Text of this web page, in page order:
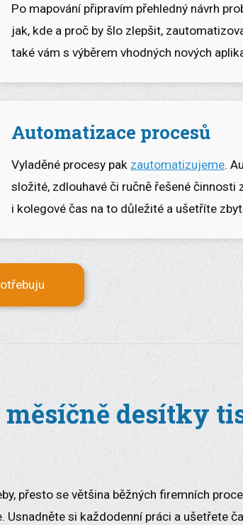
Po mapování připravím přehledný návrh
jak, kde a proč by šlo zlepšit,
také vám s výběrem vhodných nových
Automatizace procesů
Vyladěné procesy pak zautomatizujeme.
složité, zdlouhavé či ručně řešené činnosti
i kolegové čas na to důležité a ušetříte
desítky
přesto se většina běžných firemních
Usnadněte si každodenní práci a ušetřete